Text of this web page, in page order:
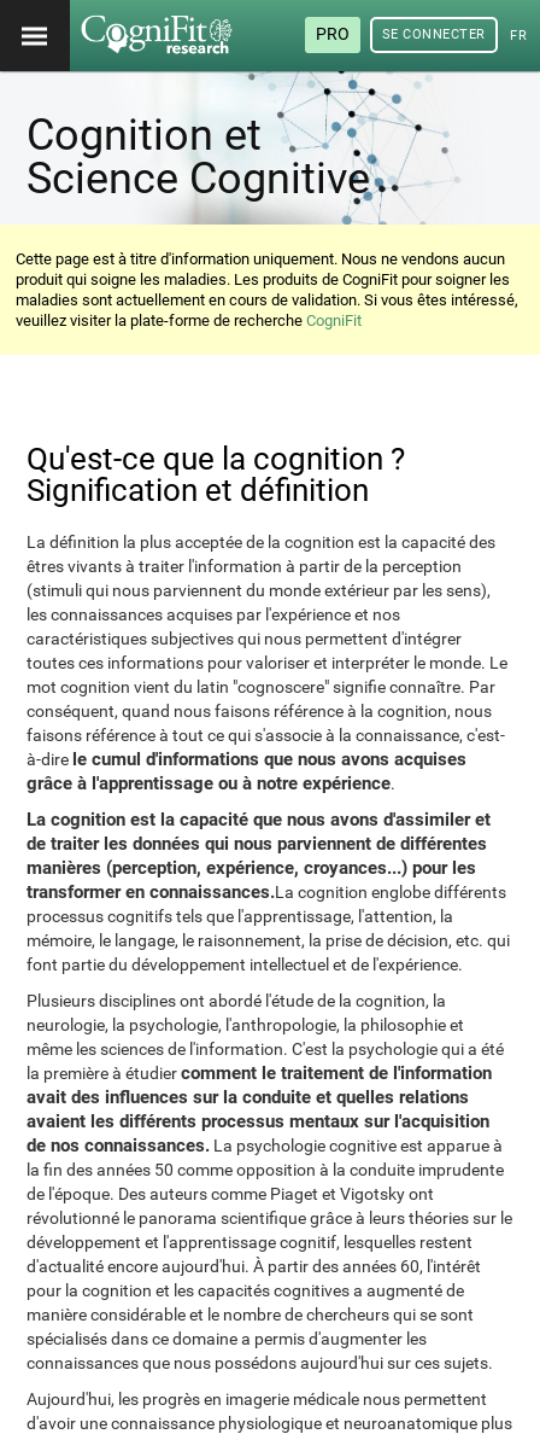
PRO SE CONNECTER
Cognition et
Science Cognitive
Cette page est à titre d'information uniquement. Nous ne vendons aucun
produit qui soigne les maladies. Les produits de CogniFit pour soigner les
maladies sont actuellement en cours de validation. Si vous êtes intéressé,
veuillez visiter la plate-forme de rechercheCogniFit
Qu'est-ce que la cognition ?
Signification et définition
La définition la plus acceptée de la cognition est la capacité des
êtres vivants à traiter l'information à partir de la perception
(stimuli qui nous parviennent du monde extérieur par les sens),
les connaissances acquises par l'expérience et nos
caractéristiques subjectives qui nous permettent d'intégrer
toutes ces informations pour valoriser et interpréter le monde. Le
mot cognition vient du latin "cognoscere" signifie connaître. Par
conséquent, quand nous faisons référence à la cognition, nous
faisons référence à tout ce qui s'associe à la connaissance, c'est-
à-dire le cumul d'informations que nous avons acquises
grâce à l'apprentissage ou à notre expérience.
La cognition est la capacité que nous avons d'assimiler et
de traiter les données qui nous parviennent de différentes
manières (perception, expérience, croyances...) pour les
transformer en connaissances.La cognition englobe différents
processus cognitifs tels que l'apprentissage, l'attention, la
mémoire, le langage, le raisonnement, la prise de décision, etc. qui
font partie du développement intellectuel et de l'expérience.
Plusieurs disciplines ont abordé l'étude de la cognition, la
neurologie, la psychologie, l'anthropologie, la philosophie et
même les sciences de l'information. C'est la psychologie qui a été
la première à étudiercomment le traitement de l'information
avait des influences sur la conduite et quelles relations
avaient les différents processus mentaux sur l'acquisition
de nos connaissances. La psychologie cognitive est apparue à
la fin des années 50 comme opposition à la conduite imprudente
de l'époque. Des auteurs comme Piaget et Vigotsky ont
révolutionné le panorama scientifique grâce à leurs théories sur le
développement et l'apprentissage cognitif, lesquelles restent
d'actualité encore aujourd'hui. À partir des années 60, l'intérêt
pour la cognition et les capacités cognitives a augmenté de
manière considérable et le nombre de chercheurs qui se sont
spécialisés dans ce domaine a permis d'augmenter les
connaissances que nous possédons aujourd'hui sur ces sujets.
Aujourd'hui, les progrès en imagerie médicale nous permettent
d'avoir une connaissance physiologique et neuroanatomique plus